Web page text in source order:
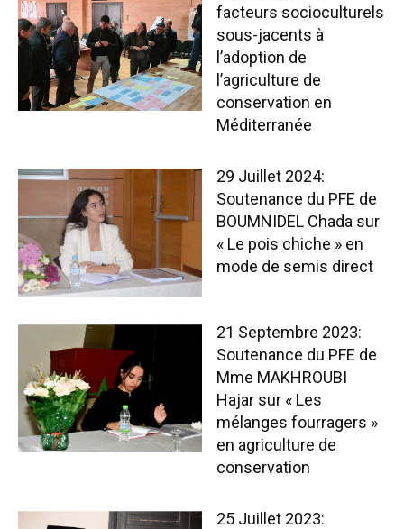
facteurs socioculturels
sous-jacents à
l’adoption de
l’agriculture de
conservation en
Méditerranée
29 Juillet 2024:
Soutenance du PFE de
BOUMNIDEL Chada sur
« Le pois chiche » en
mode de semis direct
21 Septembre 2023:
Soutenance du PFE de
Mme MAKHROUBI
Hajar sur « Les
mélanges fourragers »
en agriculture de
conservation
25 Juillet 2023: